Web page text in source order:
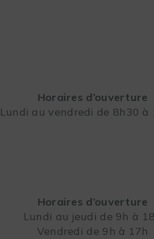
Horaires d’ouverture
Lundi au vendredi de 8h30 à
Horaires d’ouverture
Lundi au jeudi de 9h à
Vendredi de 9h à 17h